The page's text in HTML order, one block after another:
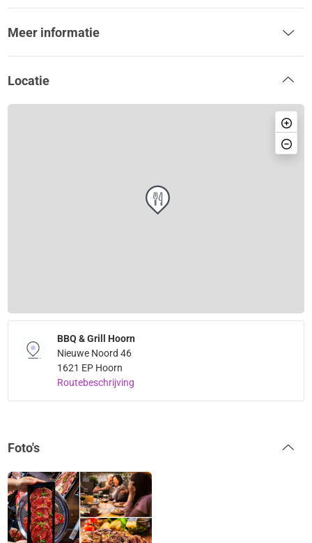
Meer informatie
Locatie
BBQ & Grill Hoorn
Nieuwe Noord 46
1621 EP Hoorn
Routebeschrijving
Foto's